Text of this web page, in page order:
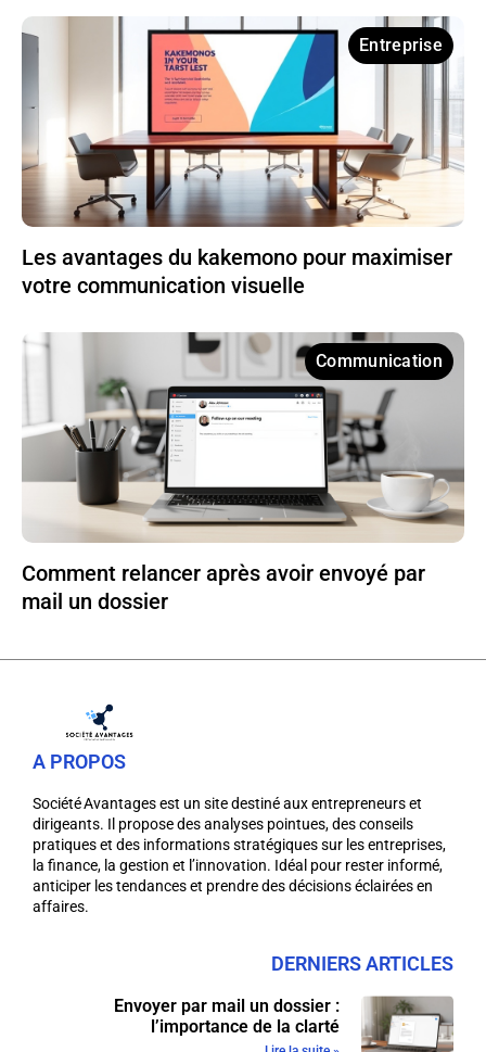
Entreprise
Les avantages du kakemono pour maximiser
votre communication visuelle
Communication
Comment relancer après avoir envoyé par
mail un dossier
A PROPOS
Société Avantages est un site destiné aux entrepreneurs et
dirigeants. Il propose des analyses pointues, des conseils
pratiques et des informations stratégiques sur les entreprises,
la finance, la gestion et l’innovation. Idéal pour rester informé,
anticiper les tendances et prendre des décisions éclairées en
affaires.
DERNIERS ARTICLES
Envoyer par mail un dossier :
l’importance de la clarté